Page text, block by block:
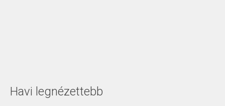
Havi legnézettebb